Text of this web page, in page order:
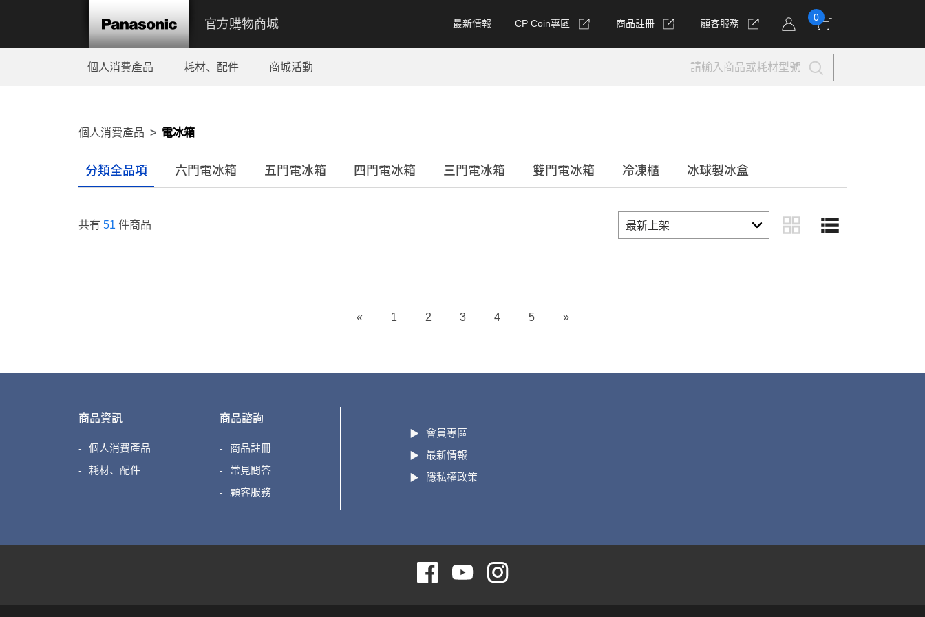
官方購物商城 最新情報 CP Coin專區 商品註冊 顧客服務
0
個人消費產品 耗材、配件 商城活動
個人消費產品 電冰箱
分類全品項 六門電冰箱 五門電冰箱 四門電冰箱 三門電冰箱 雙門電冰箱 冷凍櫃 冰球製冰盒
共有 51 件商品
« 1 2 3 4 5 »
商品資訊
個人消費產品
耗材、配件
商品諮詢
商品註冊
常見問答
顧客服務
會員專區
最新情報
隱私權政策